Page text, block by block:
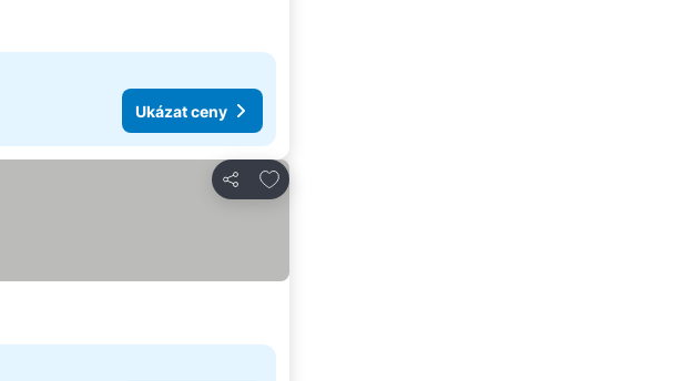
Ukázat ceny
Sdílet
Přidat na seznam oblíbených hotelů